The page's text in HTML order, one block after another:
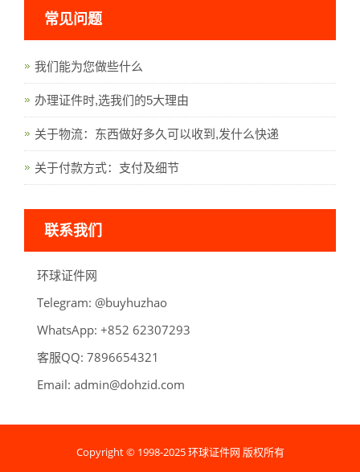
常见问题
我们能为您做些什么
办理证件时,选我们的5大理由
关于物流：东西做好多久可以收到,发什么快递
关于付款方式：支付及细节
联系我们
环球证件网
Telegram: oahzuhyub@
WhatsApp: 39270326 258+
客服QQ:
123456
7896
Email: admin@dohzid.com
Copyright © 1998-2025 环球证件网 版权所有